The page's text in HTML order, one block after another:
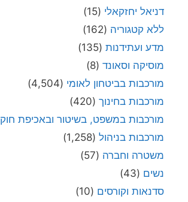
דניאל יחזקאלי (15)
ללא קטגוריה (162)
מדע ועתידנות (135)
מוסיקה וסאונד (8)
מורכבות בביטחון לאומי (4,504)
מורכבות בחינוך (420)
מורכבות במשפט, בשיטור ובאכיפת חוק
מורכבות בניהול (1,258)
משטרה וחברה (57)
נשים (43)
סדנאות וקורסים (10)